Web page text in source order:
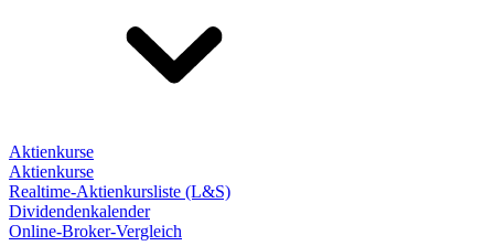
Aktienkurse
Aktienkurse
Realtime-Aktienkursliste (L&S)
Dividendenkalender
Online-Broker-Vergleich